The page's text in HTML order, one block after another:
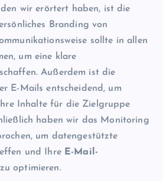
wir erörtert haben, ist die
Branding von
sollte in allen
um eine klare
Außerdem ist die
E-Mails entscheidend, um
Inhalte für die Zielgruppe
haben wir das Monitoring
um datengestützte
und Ihre E-Mail-
zu optimieren.